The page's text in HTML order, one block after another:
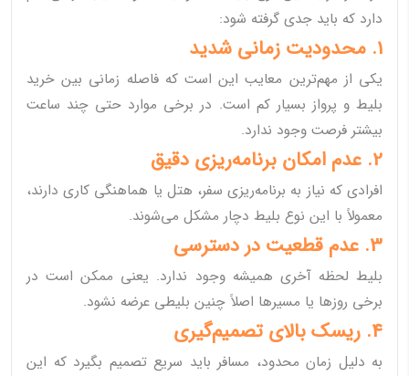
دارد که باید جدی گرفته شود:
1. محدودیت زمانی شدید
یکی از مهم‌ترین معایب این است که فاصله زمانی بین خرید
بلیط و پرواز بسیار کم است. در برخی موارد حتی چند ساعت
بیشتر فرصت وجود ندارد.
2. عدم امکان برنامه‌ریزی دقیق
افرادی که نیاز به برنامه‌ریزی سفر، هتل یا هماهنگی کاری دارند،
معمولاً با این نوع بلیط دچار مشکل می‌شوند.
3. عدم قطعیت در دسترسی
بلیط لحظه آخری همیشه وجود ندارد. یعنی ممکن است در
برخی روزها یا مسیرها اصلاً چنین بلیطی عرضه نشود.
4. ریسک بالای تصمیم‌گیری
به دلیل زمان محدود، مسافر باید سریع تصمیم بگیرد که این